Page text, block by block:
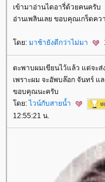
เข้ามาอ่านไดอารี่ด้วยคนครับ
อ่านเพลินเลย ขอบคุณเกร็ดคว
ดย: มาช้ายังดีกว่าไม่มา
ตะพาบผมเขียนไว้แล้ว แต่จะส่
เพราะผม จะอัพบล๊อก จันทร์ แ
ขอบคุณนะครับ
ดย: ไวน์กับสายน้ำ
12:55:21 น.